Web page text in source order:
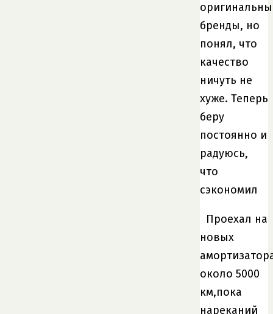
бренды, но
понял, что
качество
ничуть не
хуже. Теперь
беру
постоянно и
радуюсь,
что
сэкономил
Проехал на
новых
около 5000
км,пока
нареканий